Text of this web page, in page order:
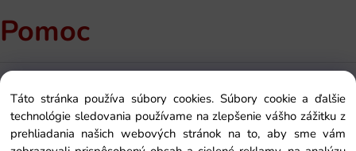
Pomoc
Kontakt
Ako si objednať
O nás
Táto stránka používa súbory cookies. Súbory cookie a ďalšie
technológie sledovania používame na zlepšenie vášho zážitku z
prehliadania našich webových stránok na to, aby sme vám